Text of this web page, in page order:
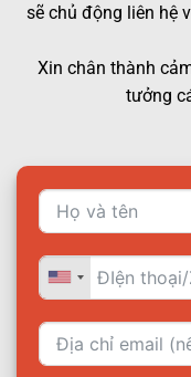
sẽ chủ động liên hệ
Xin chân thành
tưởng